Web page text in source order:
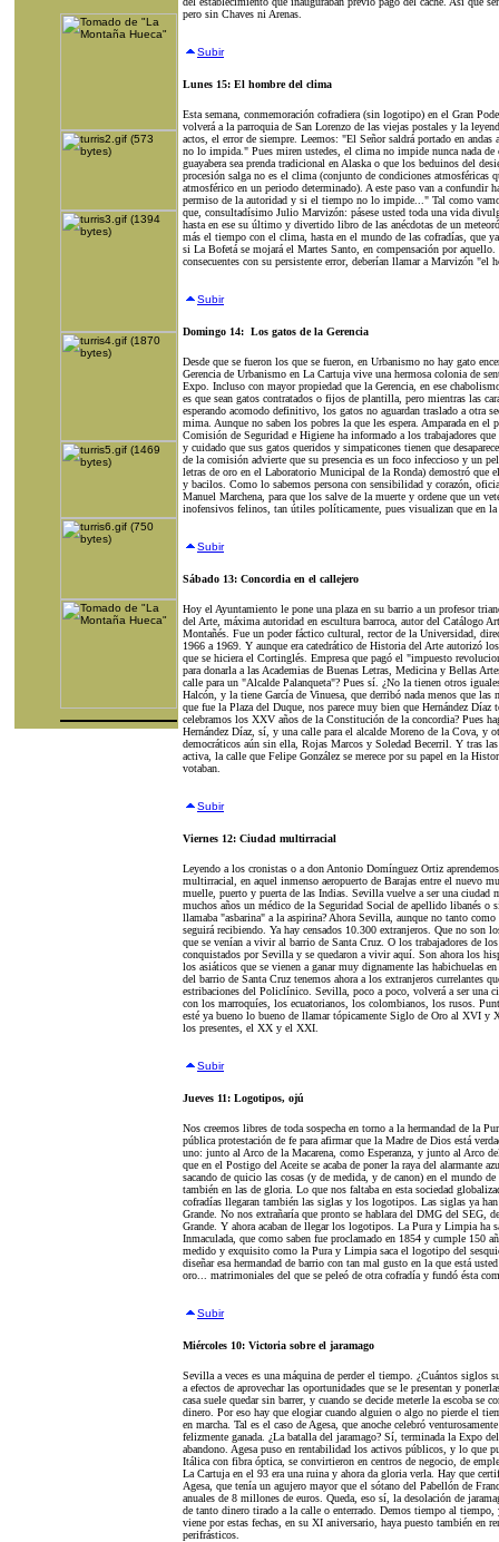
pero sin Chaves ni Arenas.
Subir
Lunes 15: El hombre del clima
Esta semana, conmemoración cofradiera (sin logotipo) en el Gran
volverá a la parroquia de San Lorenzo de las viejas postales y la
actos, el error de siempre. Leemos: "El Señor saldrá portado en
no lo impida." Pues miren ustedes, el clima no impide nunca nada
guayabera sea prenda tradicional en Alaska o que los beduinos del
procesión salga no es el clima (conjunto de condiciones atmosféricas
atmosférico en un periodo determinado). A este paso van a confundir
permiso de la autoridad y si el tiempo no lo impide..." Tal como
que, consultadísimo Julio Marvizón: pásese usted toda una vida
hasta en ese su último y divertido libro de las anécdotas de un
más el tiempo con el clima, hasta en el mundo de las cofradías, que
si La Bofetá se mojará el Martes Santo, en compensación por
consecuentes con su persistente error, deberían llamar a Marvizón "el
Subir
Domingo 14: Los gatos de la Gerencia
Desde que se fueron los que se fueron, en Urbanismo no hay gato
Gerencia de Urbanismo en La Cartuja vive una hermosa colonia de
Expo. Incluso con mayor propiedad que la Gerencia, en ese
es que sean gatos contratados o fijos de plantilla, pero mientras las
esperando acomodo definitivo, los gatos no aguardan traslado a otra
mima. Aunque no saben los pobres la que les espera. Amparada en
Comisión de Seguridad e Higiene ha informado a los trabajadores
y cuidado que sus gatos queridos y simpaticones tienen que
de la comisión advierte que su presencia es un foco infeccioso y un
letras de oro en el Laboratorio Municipal de la Ronda) demostró
y bacilos. Como lo sabemos persona con sensibilidad y corazón,
Manuel Marchena, para que los salve de la muerte y ordene que un
inofensivos felinos, tan útiles políticamente, pues visualizan que en la
Subir
Sábado 13: Concordia en el callejero
Hoy el Ayuntamiento le pone una plaza en su barrio a un profesor
del Arte, máxima autoridad en escultura barroca, autor del Catálogo
Montañés. Fue un poder fáctico cultural, rector de la Universidad,
1966 a 1969. Y aunque era catedrático de Historia del Arte autorizó
que se hiciera el Cortinglés. Empresa que pagó el "impuesto
para donarla a las Academias de Buenas Letras, Medicina y Bellas
calle para un "Alcalde Palanqueta"? Pues sí. ¿No la tienen otros
Halcón, y la tiene García de Vinuesa, que derribó nada menos que
que fue la Plaza del Duque, nos parece muy bien que Hernández
celebramos los XXV años de la Constitución de la concordia? Pues
Hernández Díaz, sí, y una calle para el alcalde Moreno de la Cova, y
democráticos aún sin ella, Rojas Marcos y Soledad Becerril. Y tras
activa, la calle que Felipe González se merece por su papel en la
votaban.
Subir
Viernes 12: Ciudad multirracial
Leyendo a los cronistas o a don Antonio Domínguez Ortiz
multirracial, en aquel inmenso aeropuerto de Barajas entre el nuevo
muelle, puerto y puerta de las Indias. Sevilla vuelve a ser una ciudad
muchos años un médico de la Seguridad Social de apellido libanés o
llamaba "asbarina" a la aspirina? Ahora Sevilla, aunque no tanto
seguirá recibiendo. Ya hay censados 10.300 extranjeros. Que no son
que se venían a vivir al barrio de Santa Cruz. O los trabajadores de
conquistados por Sevilla y se quedaron a vivir aquí. Son ahora los
los asiáticos que se vienen a ganar muy dignamente las habichuelas
del barrio de Santa Cruz tenemos ahora a los extranjeros currelantes
estribaciones del Policlínico. Sevilla, poco a poco, volverá a ser una
con los marroquíes, los ecuatorianos, los colombianos, los rusos.
esté ya bueno lo bueno de llamar tópicamente Siglo de Oro al XVI y
los presentes, el XX y el XXI.
Subir
Jueves 11: Logotipos, ojú
Nos creemos libres de toda sospecha en torno a la hermandad de la
pública protestación de fe para afirmar que la Madre de Dios está
uno: junto al Arco de la Macarena, como Esperanza, y junto al Arco
que en el Postigo del Aceite se acaba de poner la raya del alarmante
sacando de quicio las cosas (y de medida, y de canon) en el mundo
también en las de gloria. Lo que nos faltaba en esta sociedad
cofradías llegaran también las siglas y los logotipos. Las siglas ya
Grande. No nos extrañaría que pronto se hablara del DMG del SEG,
Grande. Y ahora acaban de llegar los logotipos. La Pura y Limpia ha
Inmaculada, que como saben fue proclamado en 1854 y cumple 150
medido y exquisito como la Pura y Limpia saca el logotipo del
diseñar esa hermandad de barrio con tan mal gusto en la que está
oro... matrimoniales del que se peleó de otra cofradía y fundó ésta
Subir
Miércoles 10: Victoria sobre el jaramago
Sevilla a veces es una máquina de perder el tiempo. ¿Cuántos siglos
a efectos de aprovechar las oportunidades que se le presentan y
casa suele quedar sin barrer, y cuando se decide meterle la escoba se
dinero. Por eso hay que elogiar cuando alguien o algo no pierde el
en marcha. Tal es el caso de Agesa, que anoche celebró
felizmente ganada. ¿La batalla del jaramago? Sí, terminada la Expo
abandono. Agesa puso en rentabilidad los activos públicos, y lo que
Itálica con fibra óptica, se convirtieron en centros de negocio, de
La Cartuja en el 93 era una ruina y ahora da gloria verla. Hay que
Agesa, que tenía un agujero mayor que el sótano del Pabellón de
anuales de 8 millones de euros. Queda, eso sí, la desolación de
de tanto dinero tirado a la calle o enterrado. Demos tiempo al tiempo,
viene por estas fechas, en su XI aniversario, haya puesto también en
perifrásticos.